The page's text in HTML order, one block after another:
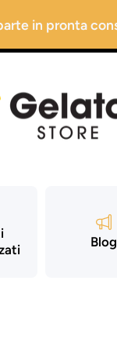
in pronta
Blog